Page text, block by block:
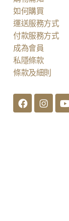
如何購買
運送服務方式
付款服務方式
成為會員
私隱條款
條款及細則